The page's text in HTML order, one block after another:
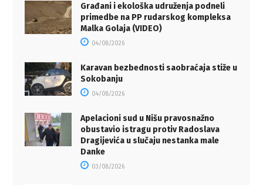
Građani i ekološka udruženja podneli
primedbe na PP rudarskog kompleksa
Malka Golaja (VIDEO)
04/08/2026
Karavan bezbednosti saobraćaja stiže u
Sokobanju
04/08/2026
Apelacioni sud u Nišu pravosnažno
obustavio istragu protiv Radoslava
Dragijevića u slučaju nestanka male
Danke
03/08/2026